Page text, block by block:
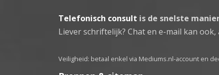
Telefonisch consult is de snelste
Liever schriftelijk? Chat en e-mail kan
Veiligheid: betaal enkel via Mediums.nl-account en